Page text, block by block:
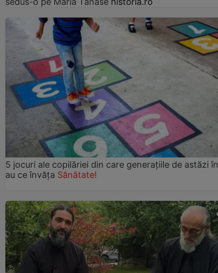
5 jocuri ale copilăriei din care generațiile de astăzi
au ce învăța Sănătate!